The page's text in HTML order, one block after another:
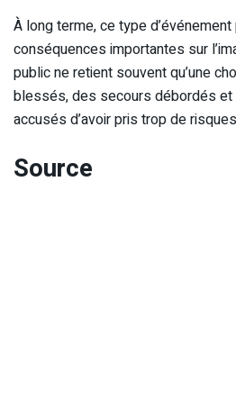
À long terme, ce type
conséquences importantes sur
public ne retient souvent qu’une
blessés, des secours débordés
accusés d’avoir pris trop de
Source